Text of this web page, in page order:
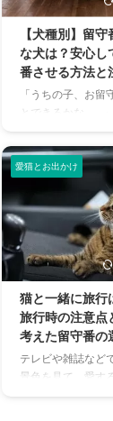
てしまう状態のこ
「うちの子は甘え
ら」と軽く考えて
主さんもいるかも
が、分離不安症は
大きな苦痛であり
可能性があります
では、犬の分離不
【犬種別】留
な犬は？安心し
番させる方法と
「うちの子、お留
とできるかな…。
外出の際、愛犬を
きりにすることに
る飼い主さんは多
いでしょうか。 犬
性格や特性は異な
留守番が得意とさ
いくつかの共通点
す。 この記事では
種が留守番に向い
か、そしてどんな
に、安心して留守
う、飼い主さんが
やトレーニング方
中の注意点までを
で、愛犬との留守
愛猫とお出かけ
猫と一緒に旅行
旅行時の注意点
考えた留守番の
テレビや雑誌など
景色を見て、愛す
に旅行に出かけた